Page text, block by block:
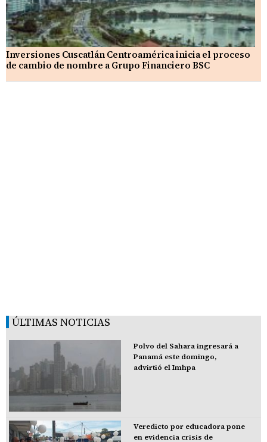
Inversiones Cuscatlán Centroamérica inicia el proceso
de cambio de nombre a Grupo Financiero BSC
ÚLTIMAS NOTICIAS
Polvo del Sahara ingresará a
Panamá este domingo,
advirtió el Imhpa
Veredicto por educadora pone
en evidencia crisis de